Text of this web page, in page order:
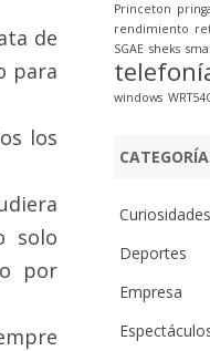
de
para
los
solo
por
Princeton
rendimiento
SGAE sheks
windows
Curiosidades
Deportes
Empresa